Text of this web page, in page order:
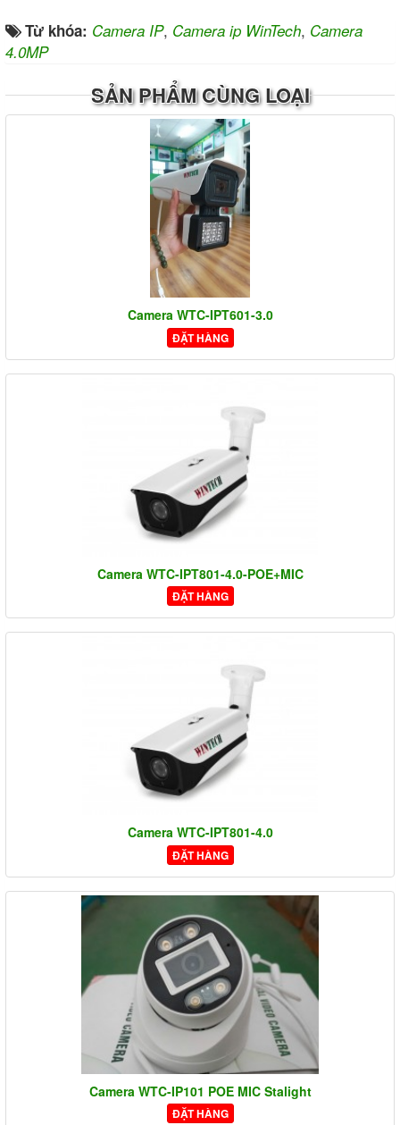
Từ khóa: Camera IP, Camera ip WinTech, Camera
4.0MP
SẢN PHẨM CÙNG LOẠI
Camera WTC-IPT601-3.0
ĐẶT HÀNG
Camera WTC-IPT801-4.0-POE+MIC
ĐẶT HÀNG
Camera WTC-IPT801-4.0
ĐẶT HÀNG
Camera WTC-IP101 POE MIC Stalight
ĐẶT HÀNG